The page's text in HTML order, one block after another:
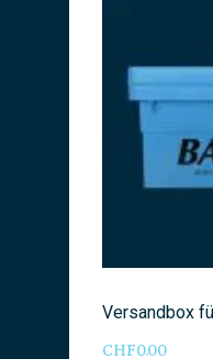
Versandbox
CHF0.00